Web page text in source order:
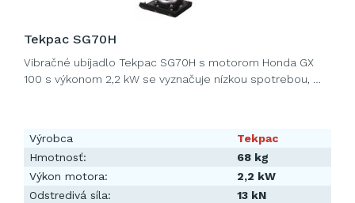
Tekpac SG70H
Vibračné ubíjadlo Tekpac SG70H s motorom Honda GX
100 s výkonom 2,2 kW se vyznačuje nízkou spotrebou, …
Výrobca
Tekpac
Hmotnosť:
68 kg
Výkon motora:
2,2 kW
Odstredivá síla:
13 kN